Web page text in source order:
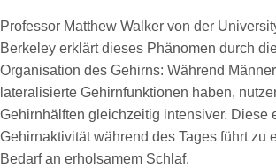
Professor Matthew Walker von der
Berkeley erklärt dieses Phänomen durch
Organisation des Gehirns: Während
lateralisierte Gehirnfunktionen haben,
Gehirnhälften gleichzeitig intensiver. Diese
Gehirnaktivität während des Tages führt zu
Bedarf an erholsamem Schlaf.